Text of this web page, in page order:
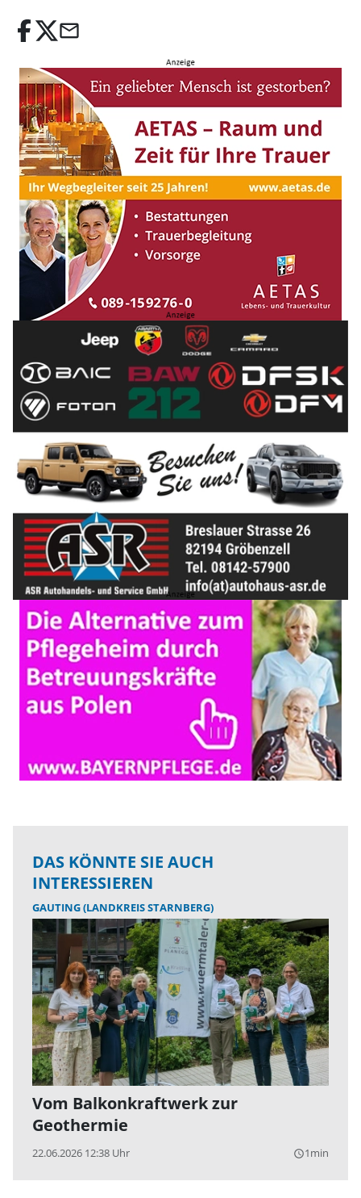
email
DAS KÖNNTE SIE AUCH
INTERESSIEREN
GAUTING (LANDKREIS STARNBERG)
Vom Balkonkraftwerk zur
Geothermie
22.06.2026 12:38 Uhr query_builder1min